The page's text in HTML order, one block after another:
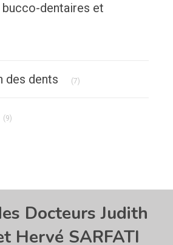
dentaires et
des dents (7)
(9)
Docteurs Judith
Hervé SARFATI